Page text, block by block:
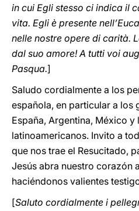
in cui Egli stesso ci indica il
vita. Egli è presente
nelle nostre opere di carità.
dal suo amore! A tutti voi
Pasqua.]
Saludo cordialmente a los
española, en particular a los
España, Argentina, México y
latinoamericanos. Invito a
que nos trae el Resucitado,
Jesús abra nuestro corazón
haciéndonos valientes
[Saluto cordialmente i